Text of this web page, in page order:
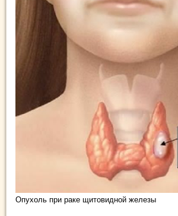
Опухоль при раке щитовидной железы